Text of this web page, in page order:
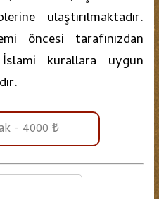
ulaştırılmaktadır.
öncesi tarafınızdan
kurallara uygun
- 4000 ₺